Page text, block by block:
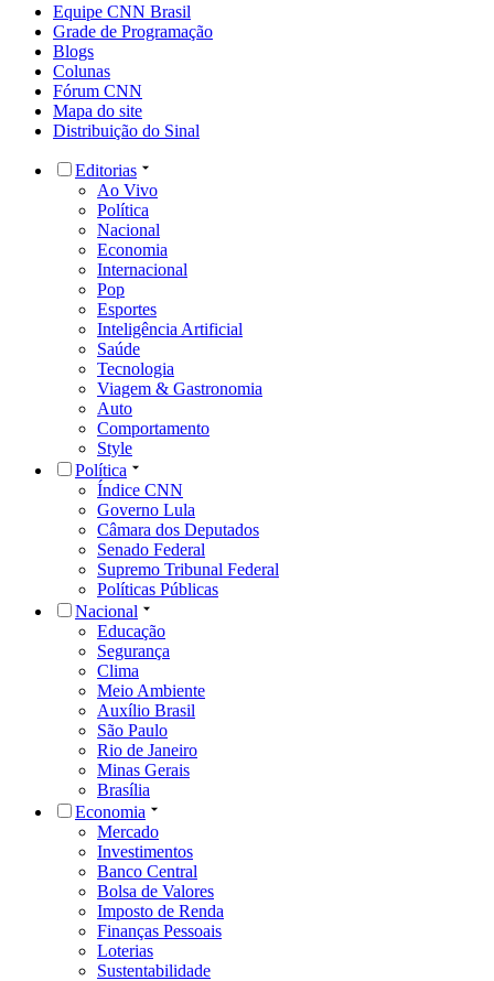
Equipe CNN Brasil
Grade de Programação
Blogs
Colunas
Fórum CNN
Mapa do site
Distribuição do Sinal
Editorias
Ao Vivo
Política
Nacional
Economia
Internacional
Pop
Esportes
Inteligência Artificial
Saúde
Tecnologia
Viagem & Gastronomia
Auto
Comportamento
Style
Política
Índice CNN
Governo Lula
Câmara dos Deputados
Senado Federal
Supremo Tribunal Federal
Políticas Públicas
Nacional
Educação
Segurança
Clima
Meio Ambiente
Auxílio Brasil
São Paulo
Rio de Janeiro
Minas Gerais
Brasília
Economia
Mercado
Investimentos
Banco Central
Bolsa de Valores
Imposto de Renda
Finanças Pessoais
Loterias
Sustentabilidade